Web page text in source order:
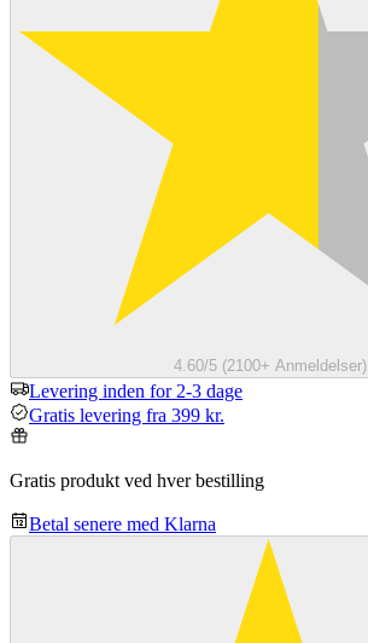
4.60/5 (2100+ Anmeldelser)
Levering inden for 2-3 dage
Gratis levering fra 399 kr.
Gratis produkt ved hver bestilling
Betal senere med Klarna